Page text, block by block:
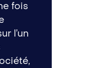
fois
l’un